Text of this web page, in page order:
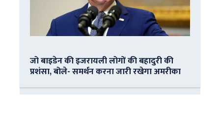
जो बाइडेन की इजरायली लोगों की बहादुरी की
प्रशंसा, बोले- समर्थन करना जारी रखेगा अमरीका